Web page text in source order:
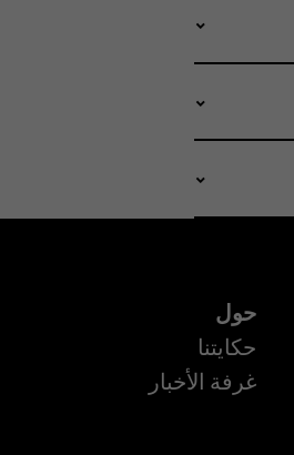
حول
حكايتنا
غرفة الأخبار